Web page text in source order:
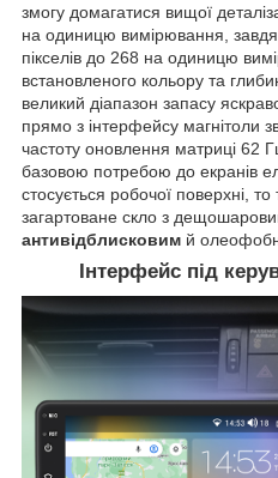
змогу домагатися вищої
на одиницю вимірювання,
пікселів до 268 на одиницю
встановленого кольору та
великий діапазон запасу
прямо з інтерфейсу магнітоли
частоту оновлення матриці 62
базовою потребою до екранів
стосується робочої поверхні,
загартоване скло з
антивідблисковим й
Інтерфейс під